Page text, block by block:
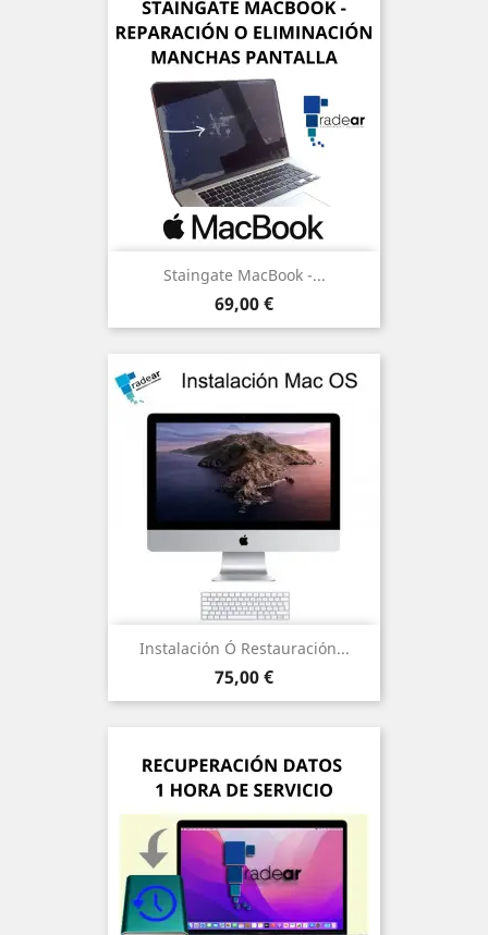
Staingate MacBook -...
Precio
69,00 €
Instalación Ó Restauración...
Precio
75,00 €